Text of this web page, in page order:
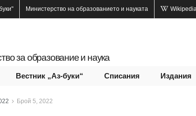
Министерство на образованието и науката
за образование и наука
Вестник „Аз-буки“ Списания Издания
Брой 5, 2022